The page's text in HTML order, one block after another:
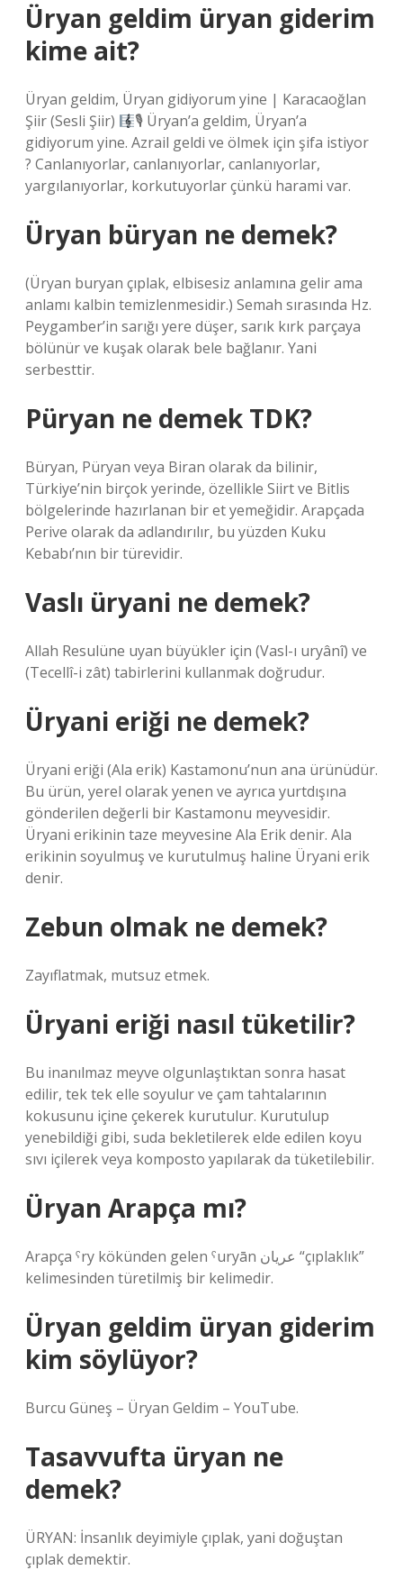
Üryan geldim üryan giderim
kime ait?
Üryan geldim, Üryan gidiyorum yine | Karacaoğlan
Şiir (Sesli Şiir)
🎙 Üryan’a geldim, Üryan’a
gidiyorum yine. Azrail geldi ve ölmek için şifa istiyor
? Canlanıyorlar, canlanıyorlar, canlanıyorlar,
yargılanıyorlar, korkutuyorlar çünkü harami var.
Üryan büryan ne demek?
(Üryan buryan çıplak, elbisesiz anlamına gelir ama
anlamı kalbin temizlenmesidir.) Semah sırasında Hz.
Peygamber’in sarığı yere düşer, sarık kırk parçaya
bölünür ve kuşak olarak bele bağlanır. Yani
serbesttir.
Püryan ne demek TDK?
Büryan, Püryan veya Biran olarak da bilinir,
Türkiye’nin birçok yerinde, özellikle Siirt ve Bitlis
bölgelerinde hazırlanan bir et yemeğidir. Arapçada
Perive olarak da adlandırılır, bu yüzden Kuku
Kebabı’nın bir türevidir.
Vaslı üryani ne demek?
Allah Resulüne uyan büyükler için (Vasl-ı uryânî) ve
(Tecellî-i zât) tabirlerini kullanmak doğrudur.
Üryani eriği ne demek?
Üryani eriği (Ala erik) Kastamonu’nun ana ürünüdür.
Bu ürün, yerel olarak yenen ve ayrıca yurtdışına
gönderilen değerli bir Kastamonu meyvesidir.
Üryani erikinin taze meyvesine Ala Erik denir. Ala
erikinin soyulmuş ve kurutulmuş haline Üryani erik
denir.
Zebun olmak ne demek?
Zayıflatmak, mutsuz etmek.
Üryani eriği nasıl tüketilir?
Bu inanılmaz meyve olgunlaştıktan sonra hasat
edilir, tek tek elle soyulur ve çam tahtalarının
kokusunu içine çekerek kurutulur. Kurutulup
yenebildiği gibi, suda bekletilerek elde edilen koyu
sıvı içilerek veya komposto yapılarak da tüketilebilir.
Üryan Arapça mı?
Arapça ˁry kökünden gelen ˁuryān عريان “çıplaklık”
kelimesinden türetilmiş bir kelimedir.
Üryan geldim üryan giderim
kim söylüyor?
Burcu Güneş – Üryan Geldim – YouTube.
Tasavvufta üryan ne
demek?
ÜRYAN: İnsanlık deyimiyle çıplak, yani doğuştan
çıplak demektir.